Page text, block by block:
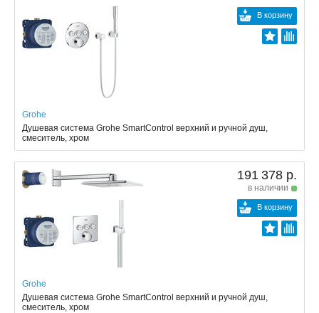
В корзину
Grohe
Душевая система Grohe SmartControl верхний и ручной душ,
смеситель, хром
191 378 р.
в наличии
В корзину
Grohe
Душевая система Grohe SmartControl верхний и ручной душ,
смеситель, хром